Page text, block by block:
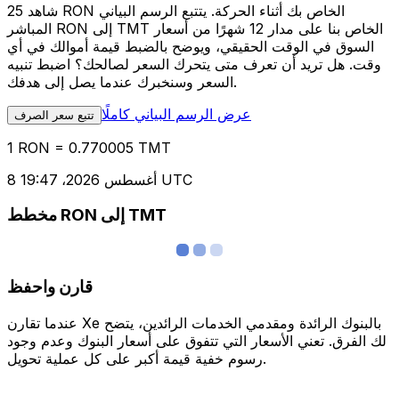
شاهد 25 RON الخاص بك أثناء الحركة. يتتبع الرسم البياني
المباشر RON إلى TMT الخاص بنا على مدار 12 شهرًا من أسعار
السوق في الوقت الحقيقي، ويوضح بالضبط قيمة أموالك في أي
وقت. هل تريد أن تعرف متى يتحرك السعر لصالحك؟ اضبط تنبيه
السعر وسنخبرك عندما يصل إلى هدفك.
تتبع سعر الصرف عرض الرسم البياني كاملًا
1 RON = 0.770005 TMT
8 أغسطس 2026، 19:47 UTC
مخطط RON إلى TMT
قارن واحفظ
عندما تقارن Xe بالبنوك الرائدة ومقدمي الخدمات الرائدين، يتضح
لك الفرق. تعني الأسعار التي تتفوق على أسعار البنوك وعدم وجود
رسوم خفية قيمة أكبر على كل عملية تحويل.